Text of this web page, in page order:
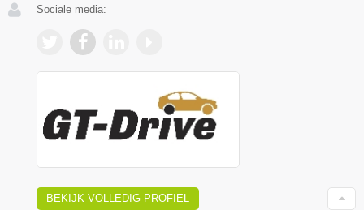
Sociale media:
BEKIJK VOLLEDIG PROFIEL